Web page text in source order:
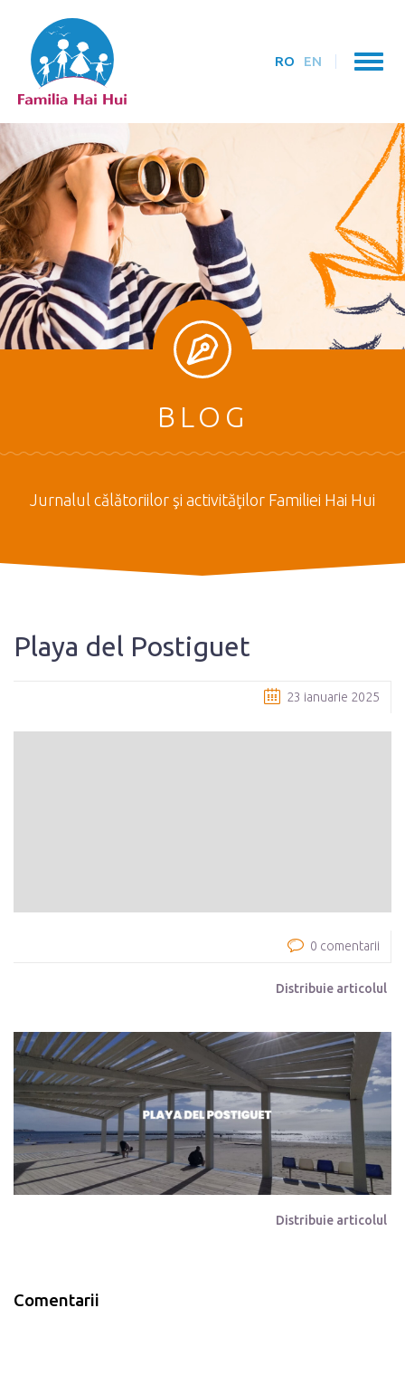
RO EN
BLOG
Jurnalul călătoriilor şi activităţilor Familiei Hai Hui
Playa del Postiguet
23 ianuarie 2025
0 comentarii
Distribuie articolul
Distribuie articolul
Comentarii